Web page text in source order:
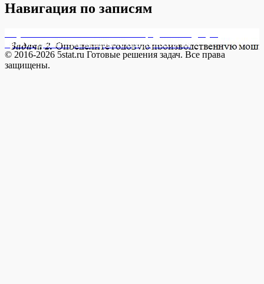
Навигация по записям
производственную мощность предприятия по
© 2016-2026 5stat.ru Готовые решения задач. Все права
защищены.